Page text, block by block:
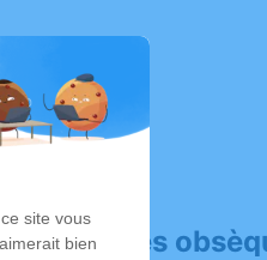
Déroulé des